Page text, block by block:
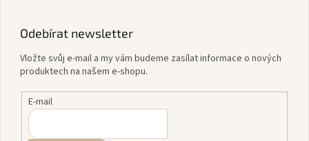
Odebírat newsletter
Vložte svůj e-mail a my vám budeme zasílat informace o nových
produktech na našem e-shopu.
E-mail